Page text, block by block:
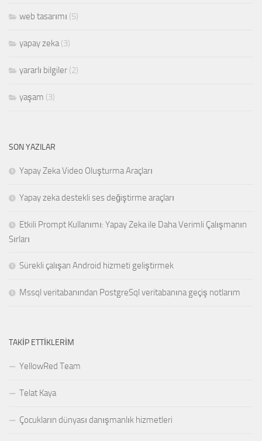
web tasarımı (5)
yapay zeka (3)
yararlı bilgiler (2)
yaşam (3)
SON YAZILAR
Yapay Zeka Video Oluşturma Araçları
Yapay zeka destekli ses değiştirme araçları
Etkili Prompt Kullanımı: Yapay Zeka ile Daha Verimli Çalışmanın
Sırları
Sürekli çalışan Android hizmeti geliştirmek
Mssql veritabanından PostgreSql veritabanına geçiş notlarım
TAKIP ETTIKLERIM
YellowRed Team
Telat Kaya
Çocukların dünyası danışmanlık hizmetleri